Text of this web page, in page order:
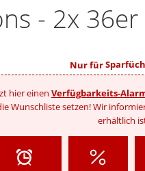
- 2x 36er
Nur für
hier einen Verfügbarkeits-
Wunschliste setzen! Wir
erhältlich